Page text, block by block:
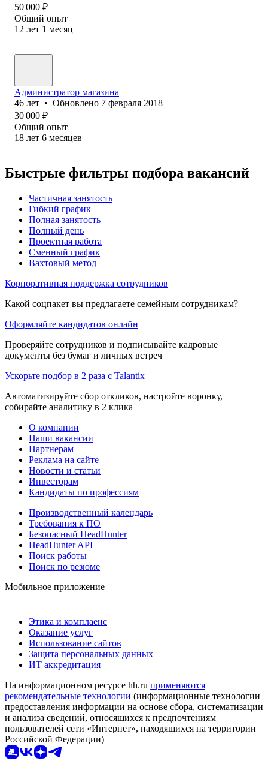
50 000 ₽
Общий опыт
12 лет 1 месяц
Администратор магазина
46 лет • Обновлено 7 февраля 2018
30 000 ₽
Общий опыт
18 лет 6 месяцев
Быстрые фильтры подбора вакансий
Частичная занятость
Гибкий график
Полная занятость
Полный день
Проектная работа
Сменный график
Вахтовый метод
Корпоративная поддержка сотрудников
Какой соцпакет вы предлагаете семейным сотрудникам?
Оформляйте кандидатов онлайн
Проверяйте сотрудников и подписывайте кадровые
документы без бумаг и личных встреч
Ускорьте подбор в 2 раза с Talantix
Автоматизируйте сбор откликов, настройте воронку,
собирайте аналитику в 2 клика
О компании
Наши вакансии
Партнерам
Реклама на сайте
Новости и статьи
Инвесторам
Кандидаты по профессиям
Производственный календарь
Требования к ПО
Безопасный HeadHunter
HeadHunter API
Поиск работы
Поиск по резюме
Мобильное приложение
Этика и комплаенс
Оказание услуг
Использование сайтов
Защита персональных данных
ИТ аккредитация
На информационном ресурсе hh.ru применяются
рекомендательные технологии (информационные технологии
предоставления информации на основе сбора, систематизации
и анализа сведений, относящихся к предпочтениям
пользователей сети «Интернет», находящихся на территории
Российской Федерации)